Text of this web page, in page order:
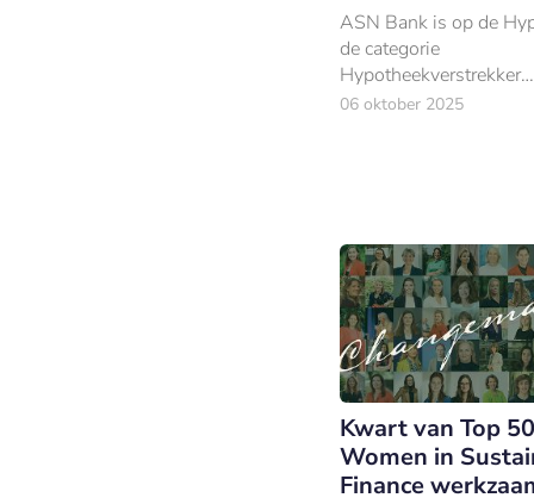
ASN Bank is op de
de categorie
Hypotheekverstrekker
Middelgroot bekroond
06 oktober 2025
Kwart van Top 50
Women in
Finance